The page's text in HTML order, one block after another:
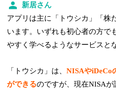
新居さん
アプリは主に「トウシカ」「株
います。いずれも初心者の方で
やすく学べるようなサービスと
「トウシカ」は、NISAやiDeCo
ができるのですが、現在NISA